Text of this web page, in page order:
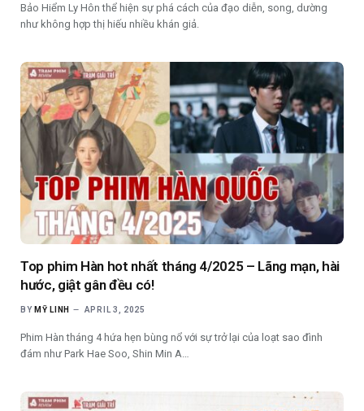
Bảo Hiểm Ly Hôn thể hiện sự phá cách của đạo diễn, song, dường
như không hợp thị hiếu nhiều khán giả.
Top phim Hàn hot nhất tháng 4/2025 – Lãng mạn, hài
hước, giật gân đều có!
BY MỸ LINH APRIL 3, 2025
Phim Hàn tháng 4 hứa hẹn bùng nổ với sự trở lại của loạt sao đình
đám như Park Hae Soo, Shin Min A…